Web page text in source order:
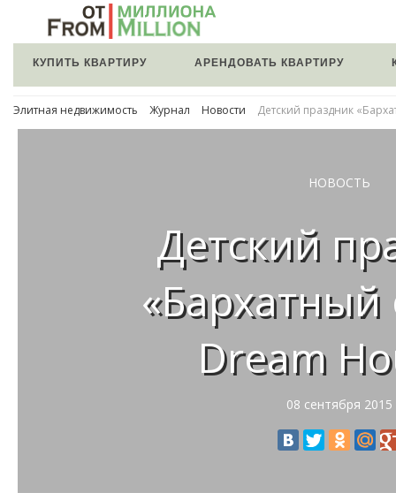
КУПИТЬ КВАРТИРУ АРЕНДОВАТЬ КВАРТИРУ
Элитная недвижимость Журнал Новости Детский праздник
НОВОСТЬ
Детский
«Бархатный
Dream
08 сентября 2015